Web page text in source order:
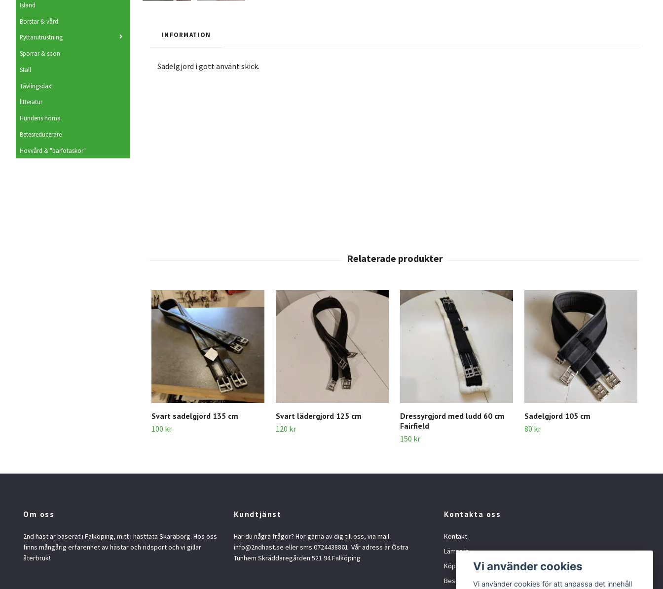
Island
Borstar & vård
Ryttarutrustning
Sporrar & spön
Stall
Tävlingsdax!
litteratur
Hundens hörna
Betesreducerare
Hovvård & "barfotaskor"
INFORMATION
Sadelgjord i gott använt skick.
Svart sadelgjord 135 cm
100 kr
Svart lädergjord 125 cm
120 kr
Dressyrgjord med ludd 60 cm
Fairfield
150 kr
Sadelgjord 105 cm
80 kr
Om oss
2nd häst är baserat i Falköping, mitt i hästtäta Skaraborg. Hos oss
finns mångårig erfarenhet av hästar och ridsport och vi gillar
återbruk!
Kundtjänst
Har du några frågor? Hör gärna av dig till oss, via mail
info@2ndhast.se eller sms 0724438861. Vår adress är Östra
Tunhem Skräddaregården 521 94 Falköping
Kontakta oss
Kontakt
Lämna in
Köpvillkor
Besöka oss
Vi använder cookies
Vi använder cookies för att anpassa det innehåll